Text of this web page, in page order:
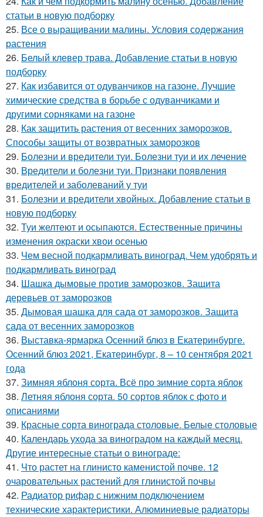
статьи в новую подборку
25. Все о выращивании малины. Условия содержания
растения
26. Белый клевер трава. Добавление статьи в новую
подборку
27. Как избавится от одуванчиков на газоне. Лучшие
химические средства в борьбе с одуванчиками и
другими сорняками на газоне
28. Как защитить растения от весенних заморозков.
Способы защиты от возвратных заморозков
29. Болезни и вредители туи. Болезни туи и их лечение
30. Вредители и болезни туи. Признаки появления
вредителей и заболеваний у туи
31. Болезни и вредители хвойных. Добавление статьи в
новую подборку
32. Туи желтеют и осыпаются. Естественные причины
изменения окраски хвои осенью
33. Чем весной подкармливать виноград. Чем удобрять и
подкармливать виноград
34. Шашка дымовые против заморозков. Защита
деревьев от заморозков
35. Дымовая шашка для сада от заморозков. Защита
сада от весенних заморозков
36. Выставка-ярмарка Осенний блюз в Екатеринбурге.
Осенний блюз 2021, Екатеринбург, 8 – 10 сентября 2021
года
37. Зимняя яблоня сорта. Всё про зимние сорта яблок
38. Летняя яблоня сорта. 50 сортов яблок с фото и
описаниями
39. Красные сорта винограда столовые. Белые столовые
40. Календарь ухода за виноградом на каждый месяц.
Другие интересные статьи о винограде:
41. Что растет на глинисто каменистой почве. 12
очаровательных растений для глинистой почвы
42. Радиатор рифар с нижним подключением
технические характеристики. Алюминиевые радиаторы